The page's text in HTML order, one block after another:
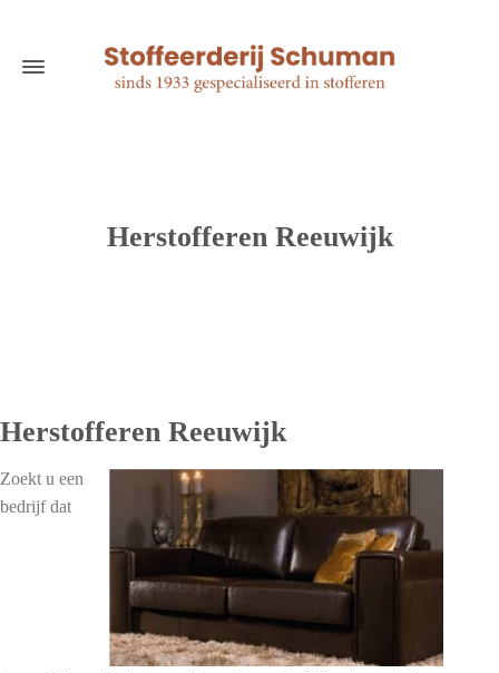
Herstofferen Reeuwijk
Herstofferen Reeuwijk
Zoekt u een
bedrijf dat